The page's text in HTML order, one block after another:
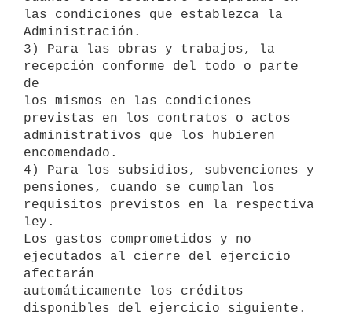
las condiciones que establezca la
Administración.
3) Para las obras y trabajos, la
recepción conforme del todo o parte
de
los mismos en las condiciones
previstas en los contratos o actos
administrativos que los hubieren
encomendado.
4) Para los subsidios, subvenciones y
pensiones, cuando se cumplan los
requisitos previstos en la respectiva
ley.
Los gastos comprometidos y no
ejecutados al cierre del ejercicio
afectarán
automáticamente los créditos
disponibles del ejercicio siguiente.